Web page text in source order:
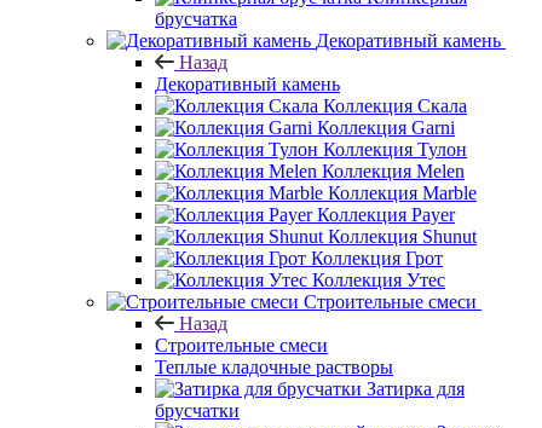
брусчатка
Декоративный камень
Назад
Декоративный камень
Коллекция Скала
Коллекция Garni
Коллекция Тулон
Коллекция Melen
Коллекция Marble
Коллекция Payer
Коллекция Shunut
Коллекция Грот
Коллекция Утес
Строительные смеси
Назад
Строительные смеси
Теплые кладочные растворы
Затирка для
брусчатки